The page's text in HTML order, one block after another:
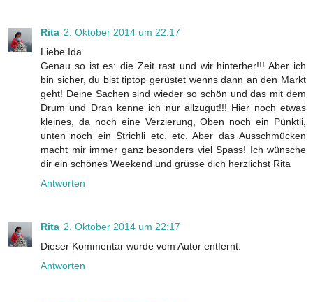
Rita 2. Oktober 2014 um 22:17
Liebe Ida
Genau so ist es: die Zeit rast und wir hinterher!!! Aber ich
bin sicher, du bist tiptop gerüstet wenns dann an den Markt
geht! Deine Sachen sind wieder so schön und das mit dem
Drum und Dran kenne ich nur allzugut!!! Hier noch etwas
kleines, da noch eine Verzierung, Oben noch ein Pünktli,
unten noch ein Strichli etc. etc. Aber das Ausschmücken
macht mir immer ganz besonders viel Spass! Ich wünsche
dir ein schönes Weekend und grüsse dich herzlichst Rita
Antworten
Rita 2. Oktober 2014 um 22:17
Dieser Kommentar wurde vom Autor entfernt.
Antworten